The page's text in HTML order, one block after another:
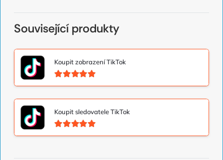
Související produkty
Koupit zobrazení TikTok
Koupit sledovatele TikTok